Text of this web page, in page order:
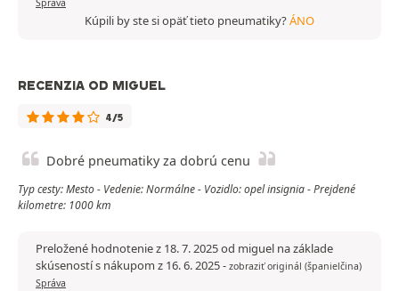
Správa
Kúpili by ste si opäť tieto pneumatiky?ÁNO
RECENZIA OD MIGUEL
4/5
Dobré pneumatiky za dobrú cenu
Typ cesty: Mesto - Vedenie: Normálne - Vozidlo: opel insignia - Prejdené
kilometre: 1000 km
Preložené hodnotenie z 18. 7. 2025 od miguel na základe
skúseností s nákupom z 16. 6. 2025- zobraziť originál (španielčina)
Správa